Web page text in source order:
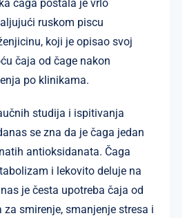
čaga postala je vrlo
ruskom piscu
koji je opisao svoj
čaja od čage nakon
po klinikama.
studija i ispitivanja
se zna da je čaga jedan
antioksidanata. Čaga
i lekovito deluje na
je česta upotreba čaja od
za smirenje, smanjenje stresa i